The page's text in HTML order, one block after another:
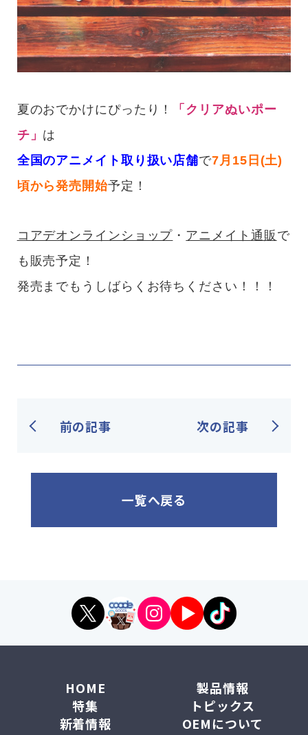
夏のおでかけにぴったり！
「クリアぬいポー
チ」 は
全国のアニメイト取り扱い店舗で7月15日(土)
頃から発売開始予定！
コアデオンラインショップ ・ アニメイト通販 で
も販売予定！
発売までもうしばらくお待ちください！！！
前の記事
一覧へ戻る
次の記事
HOME
製品情報
特集
トピックス
新着情報
OEMについて